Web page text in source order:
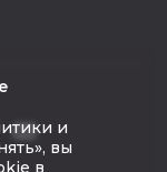
и
вы
в